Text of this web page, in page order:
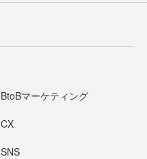
BtoBマーケティング
CX
SNS